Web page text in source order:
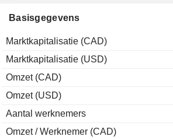
Basisgegevens
Marktkapitalisatie (CAD)
Marktkapitalisatie (USD)
Omzet (CAD)
Omzet (USD)
Aantal werknemers
Omzet / Werknemer (CAD)